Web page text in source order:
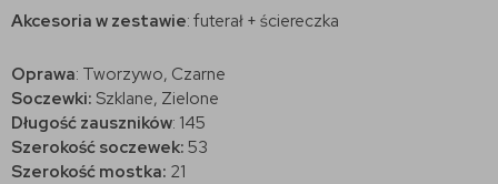
Akcesoria w zestawie: futerał + ściereczka
Oprawa: Tworzywo, Czarne
Soczewki: Szklane, Zielone
Długość zauszników: 145
Szerokość soczewek: 53
Szerokość mostka: 21